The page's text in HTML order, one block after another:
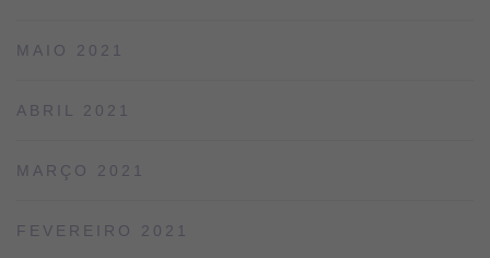
MAIO 2021
ABRIL 2021
MARÇO 2021
FEVEREIRO 2021